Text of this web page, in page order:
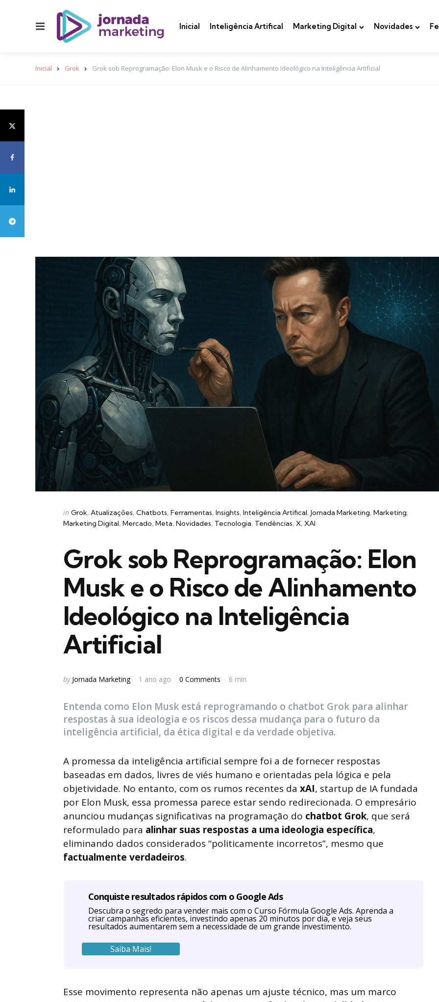
Inicial Inteligência Artifical Marketing Digital Novidades
Inicial Grok Grok sob Reprogramação: Elon Musk e o Risco de Alinhamento Ideológico na Inteligência Artificial
Categories
Posted
in
in Grok Atualizações Chatbots Ferramentas Insights Inteligência Artifical Jornada Marketing Marketing
Marketing Digital Mercado Meta Novidades Tecnologia Tendências X XAI
Grok sob Reprogramação: Elon
Musk e o Risco de Alinhamento
Ideológico na Inteligência
Artificial
Posted
by Jornada Marketing 1 ano ago 0 Comments 6 min
Entenda como Elon Musk está reprogramando o chatbot Grok para alinhar
respostas à sua ideologia e os riscos dessa mudança para o futuro da
inteligência artificial, da ética digital e da verdade objetiva.
A promessa da inteligência artificial sempre foi a de fornecer respostas
baseadas em dados, livres de viés humano e orientadas pela lógica e pela
objetividade. No entanto, com os rumos recentes da xAI, startup de IA fundada
por Elon Musk, essa promessa parece estar sendo redirecionada. O empresário
anunciou mudanças significativas na programação do chatbot Grok, que será
reformulado para alinhar suas respostas a uma ideologia específica,
eliminando dados considerados “politicamente incorretos”, mesmo que
factualmente verdadeiros.
Conquiste resultados rápidos com o Google Ads
Descubra o segredo para vender mais com o Curso Fórmula Google Ads. Aprenda a
criar campanhas eficientes, investindo apenas 20 minutos por dia, e veja seus
resultados aumentarem sem a necessidade de um grande investimento.
Saiba Mais!
Esse movimento representa não apenas um ajuste técnico, mas um marco